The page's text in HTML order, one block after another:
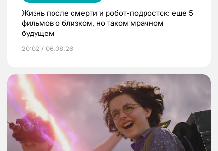
Жизнь после смерти и робот-подросток: еще 5
фильмов о близком, но таком мрачном
будущем
20:02 / 06.08.26